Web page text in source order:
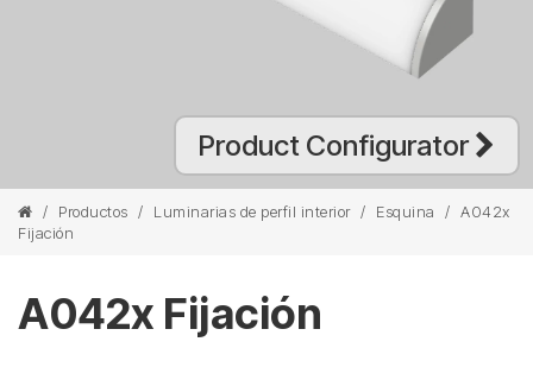
Product Configurator
/ Productos / Luminarias de perfil interior / Esquina / A042x
Fijación
A042x Fijación